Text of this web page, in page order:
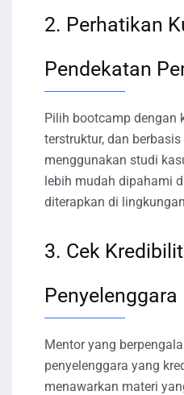
2. Perhatikan
Pendekatan
Pilih bootcamp dengan
terstruktur, dan
menggunakan studi
lebih mudah dipahami
diterapkan di
3. Cek
Penyelenggara
Mentor yang
penyelenggara yang
menawarkan materi